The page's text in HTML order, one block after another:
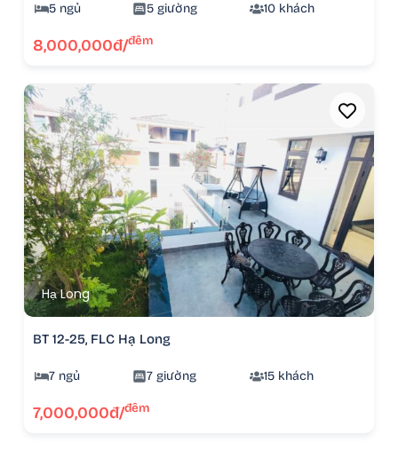
5 ngủ 5 giường 10 khách
8,000,000đ/đêm
Hạ Long
BT 12-25, FLC Hạ Long
7 ngủ 7 giường 15 khách
7,000,000đ/đêm